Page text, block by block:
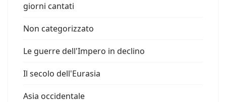
giorni cantati
Non categorizzato
Le guerre dell'Impero in declino
Il secolo dell'Eurasia
Asia occidentale